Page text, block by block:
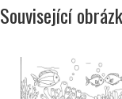
Související